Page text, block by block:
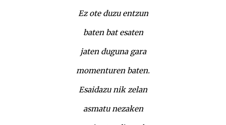
Ez ote duzu entzun
baten bat esaten
jaten duguna gara
momenturen baten.
Esaidazu nik zelan
asmatu nezaken